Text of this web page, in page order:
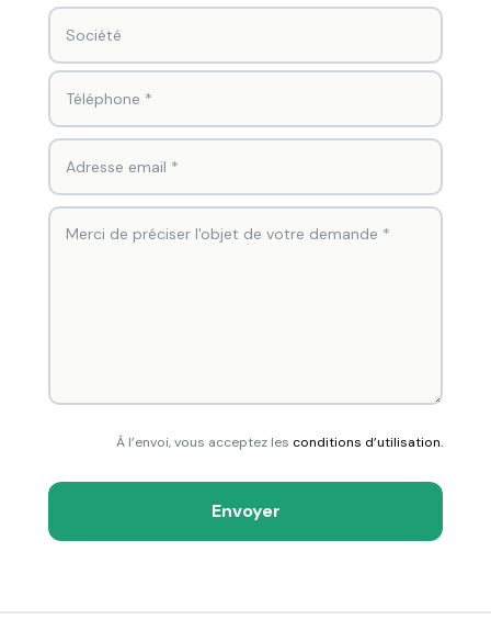
À l’envoi, vous acceptez les conditions d’utilisation.
Envoyer